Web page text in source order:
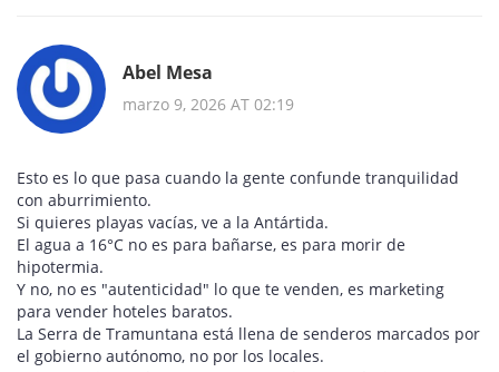
Abel Mesa
marzo 9, 2026 AT 02:19
Esto es lo que pasa cuando la gente confunde tranquilidad
con aburrimiento.
Si quieres playas vacías, ve a la Antártida.
El agua a 16°C no es para bañarse, es para morir de
hipotermia.
Y no, no es "autenticidad" lo que te venden, es marketing
para vender hoteles baratos.
La Serra de Tramuntana está llena de senderos marcados por
el gobierno autónomo, no por los locales.